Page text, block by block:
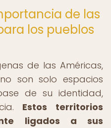
de las
los pueblos
de las Américas,
son solo espacios
de su identidad,
Estos territorios
ligados a sus